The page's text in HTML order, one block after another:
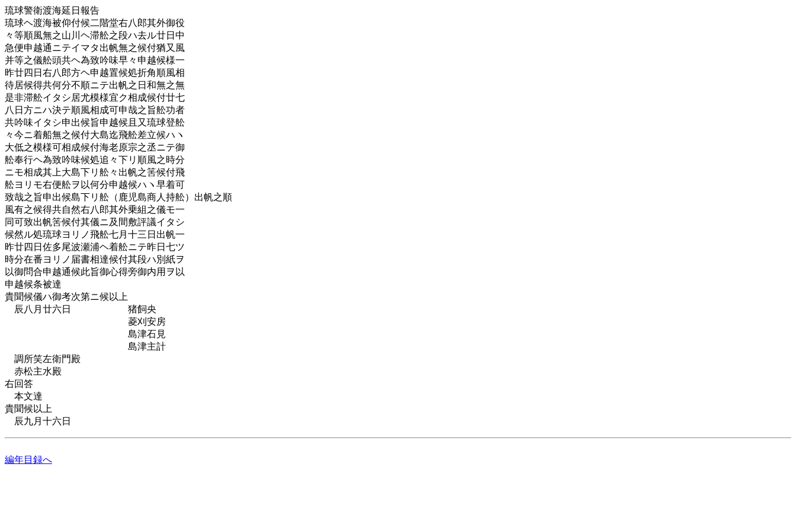
琉球警衛渡海延日報告
琉球ヘ渡海被仰付候二階堂右八郎其外御役
々等順風無之山川ヘ滞舩之段ハ去ル廿日中
急便申越通ニテイマタ出帆無之候付猶又風
并等之儀舩頭共ヘ為致吟味早々申越候様一
昨廿四日右八郎方ヘ申越置候処折角順風相
待居候得共何分不順ニテ出帆之日和無之無
是非滞舩イタシ居尤模様宜ク相成候付廿七
八日方ニハ決テ順風相成可申哉之旨舩功者
共吟味イタシ申出候旨申越候且又琉球登舩
々今ニ着船無之候付大島迄飛舩差立候ハヽ
大低之模様可相成候付海老原宗之丞ニテ御
舩奉行ヘ為致吟味候処追々下リ順風之時分
ニモ相成其上大島下リ舩々出帆之筈候付飛
舩ヨリモ右便舩ヲ以何分申越候ハヽ早着可
致哉之旨申出候島下リ舩（鹿児島商人持舩）出帆之順
風有之候得共自然右八郎其外乗組之儀モ一
同可致出帆筈候付其儀ニ及間敷評議イタシ
候然ル処琉球ヨリノ飛舩七月十三日出帆一
昨廿四日佐多尾波瀬浦ヘ着舩ニテ昨日七ツ
時分在番ヨリノ届書相達候付其段ハ別紙ヲ
以御問合申越通候此旨御心得旁御内用ヲ以
申越候条被達
貴聞候儀ハ御考次第ニ候以上
辰八月廿六日 猪飼央
菱刈安房
島津石見
島津主計
調所笑左衛門殿
赤松主水殿
右回答
本文達
貴聞候以上
辰九月十六日
編年目録へ